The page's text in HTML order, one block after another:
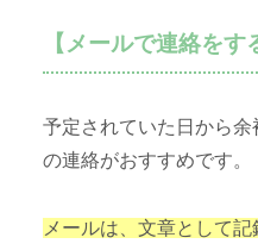
【メールで連絡をす
予定されていた日から
の連絡がおすすめです。
メールは、文章として